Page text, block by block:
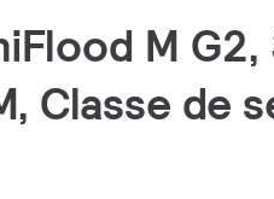
M G2,
Classe de